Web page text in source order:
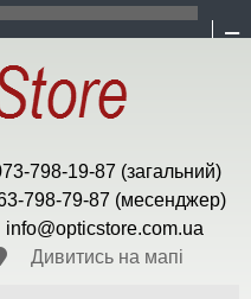
798-19-87 (загальний)
798-79-87 (месенджер)
info@opticstore.com.ua
Дивитись на мапі